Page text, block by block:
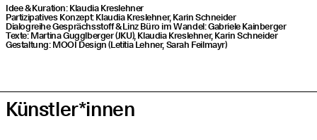
Idee & Kura­ti­on: Klau­dia Kres­leh­ner
Par­ti­zi­pa­ti­ves Kon­zept: Klau­dia Kres­leh­ner, Karin Schnei­der
Dia­log­rei­he Gesprächs­stoff & Linz Büro im Wan­del: Gabrie­le Kain­ber­ger
Tex­te: Mar­ti­na Guggl­ber­ger (JKU), Klau­dia Kres­leh­ner, Karin Schnei­der
Gestal­tung: MOOI Design (Leti­tia Leh­ner, Sarah Feilmayr)
Künstler*innen